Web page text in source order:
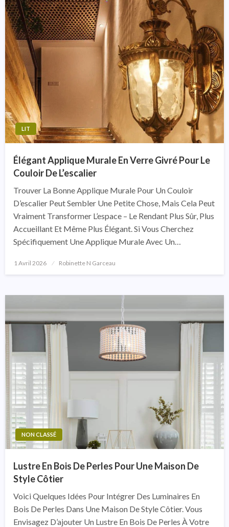
LIT
Élégant Applique Murale En Verre Givré Pour Le
Couloir De L’escalier
Trouver La Bonne Applique Murale Pour Un Couloir
D’escalier Peut Sembler Une Petite Chose, Mais Cela Peut
Vraiment Transformer L’espace – Le Rendant Plus Sûr, Plus
Accueillant Et Même Plus Élégant. Si Vous Cherchez
Spécifiquement Une Applique Murale Avec Un…
Posted
1 Avril 2026 Robinette N Garceau
NON CLASSÉ
Lustre En Bois De Perles Pour Une Maison De
Style Côtier
Voici Quelques Idées Pour Intégrer Des Luminaires En
Bois De Perles Dans Une Maison De Style Côtier. Vous
Envisagez D’ajouter Un Lustre En Bois De Perles À Votre